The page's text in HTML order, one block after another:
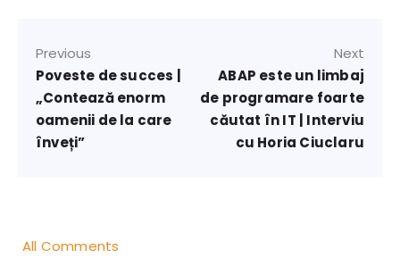
Previous
Poveste de succes |
„Contează enorm
oamenii de la care
înveți”
Next
ABAP este un limbaj
de programare foarte
căutat în IT | Interviu
cu Horia Ciuclaru
All Comments